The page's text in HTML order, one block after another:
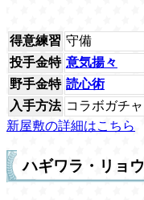
得意練習 守備
投手金特 意気揚々
野手金特 読心術
入手方法 コラボガチャ
新屋敷の詳細はこちら
ハギワラ・リョウ